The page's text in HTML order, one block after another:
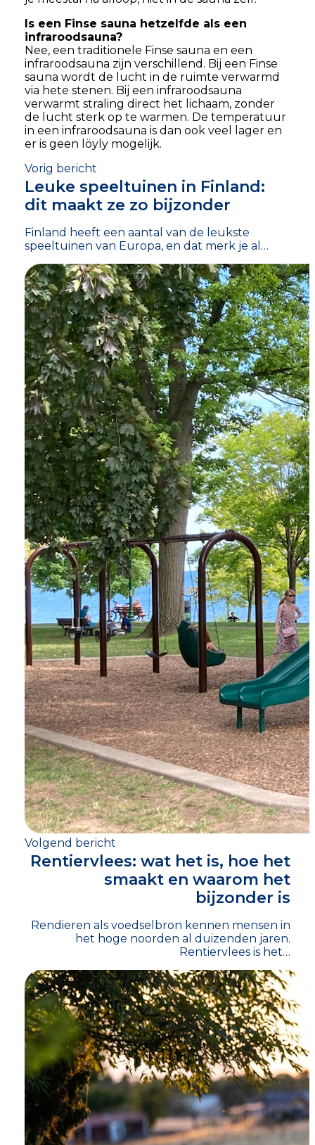
Is een Finse sauna hetzelfde als een
infraroodsauna?
Nee, een traditionele Finse sauna en een
infraroodsauna zijn verschillend. Bij een Finse
sauna wordt de lucht in de ruimte verwarmd
via hete stenen. Bij een infraroodsauna
verwarmt straling direct het lichaam, zonder
de lucht sterk op te warmen. De temperatuur
in een infraroodsauna is dan ook veel lager en
er is geen löyly mogelijk.
Vorig bericht
Leuke speeltuinen in Finland:
dit maakt ze zo bijzonder
Finland heeft een aantal van de leukste
speeltuinen van Europa, en dat merk je al…
Volgend bericht
Rentiervlees: wat het is, hoe het
smaakt en waarom het
bijzonder is
Rendieren als voedselbron kennen mensen in
het hoge noorden al duizenden jaren.
Rentiervlees is het…